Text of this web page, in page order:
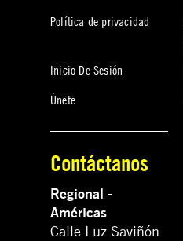
Política de privacidad
Inicio De Sesión
Únete
Contáctanos
Regional -
Américas
Calle Luz Saviñón